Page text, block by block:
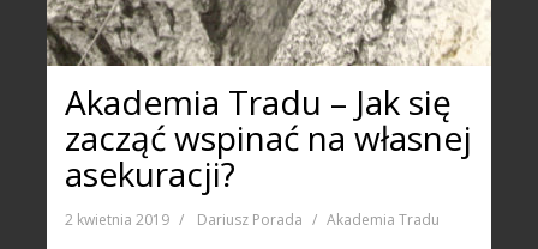
Akademia Tradu – Jak się
zacząć wspinać na własnej
asekuracji?
2 kwietnia 2019 Dariusz Porada Akademia Tradu